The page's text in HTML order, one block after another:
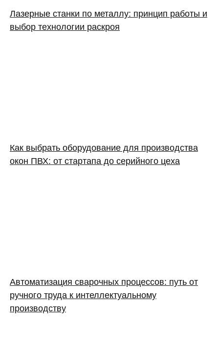
Лазерные станки по металлу: принцип работы и
выбор технологии раскроя
Как выбрать оборудование для производства
окон ПВХ: от стартапа до серийного цеха
Автоматизация сварочных процессов: путь от
ручного труда к интеллектуальному
производству